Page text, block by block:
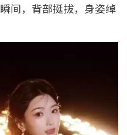
间，背部挺拔，身姿绰